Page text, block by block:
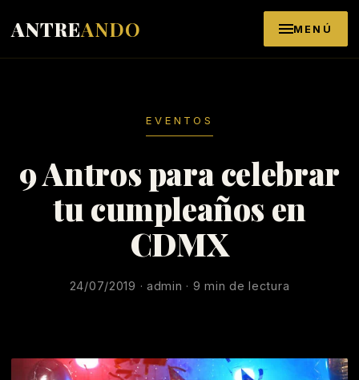
ANTREANDO MENÚ
EVENTOS
9 Antros para celebrar
tu cumpleaños en
CDMX
24/07/2019 · admin · 9 min de lectura